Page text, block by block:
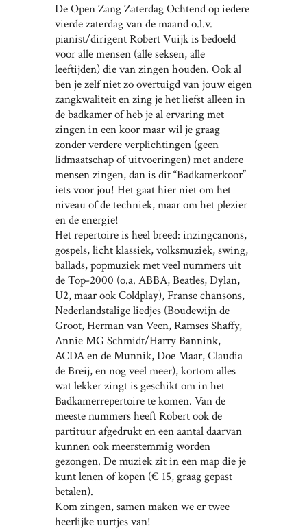
De Open Zang Zaterdag Ochtend op iedere
vierde zaterdag van de maand o.l.v.
pianist/dirigent Robert Vuijk is bedoeld
voor alle mensen (alle seksen, alle
leeftijden) die van zingen houden. Ook al
ben je zelf niet zo overtuigd van jouw eigen
zangkwaliteit en zing je het liefst alleen in
de badkamer of heb je al ervaring met
zingen in een koor maar wil je graag
zonder verdere verplichtingen (geen
lidmaatschap of uitvoeringen) met andere
mensen zingen, dan is dit “Badkamerkoor”
iets voor jou! Het gaat hier niet om het
niveau of de techniek, maar om het plezier
en de energie!
Het repertoire is heel breed: inzingcanons,
gospels, licht klassiek, volksmuziek, swing,
ballads, popmuziek met veel nummers uit
de Top-2000 (o.a. ABBA, Beatles, Dylan,
U2, maar ook Coldplay), Franse chansons,
Nederlandstalige liedjes (Boudewijn de
Groot, Herman van Veen, Ramses Shaffy,
Annie MG Schmidt/Harry Bannink,
ACDA en de Munnik, Doe Maar, Claudia
de Breij, en nog veel meer), kortom alles
wat lekker zingt is geschikt om in het
Badkamerrepertoire te komen. Van de
meeste nummers heeft Robert ook de
partituur afgedrukt en een aantal daarvan
kunnen ook meerstemmig worden
gezongen. De muziek zit in een map die je
kunt lenen of kopen (€ 15, graag gepast
betalen).
Kom zingen, samen maken we er twee
heerlijke uurtjes van!